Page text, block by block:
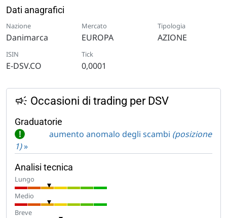
Dati anagrafici
Nazione
Danimarca
Mercato
EUROPA
Tipologia
AZIONE
ISIN
E-DSV.CO
Tick
0,0001
Occasioni di trading per DSV
Graduatorie
! aumento anomalo degli scambi (posizione
1)»
Analisi tecnica
Lungo
Medio
Breve